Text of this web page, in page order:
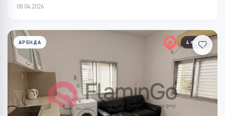
08.04.2026
4 ФОТО
АРЕНДА